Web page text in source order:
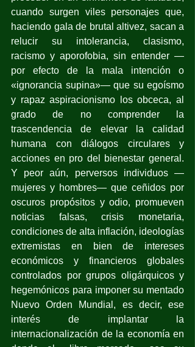
cuando surgen viles personajes que,
haciendo gala de brutal altivez, sacan a
relucir su intolerancia, clasismo,
racismo y aporofobia, sin entender —
por efecto de la mala intención o
«ignorancia supina»— que su egoísmo
y rapaz aspiracionismo los obceca, al
grado de no comprender la
trascendencia de elevar la calidad
humana con diálogos circulares y
acciones en pro del bienestar general.
Y peor aún, perversos individuos —
mujeres y hombres— que ceñidos por
oscuros propósitos y odio, promueven
noticias falsas, crisis monetaria,
condiciones de alta inflación, ideologías
extremistas en bien de intereses
económicos y financieros globales
controlados por grupos oligárquicos y
hegemónicos para imponer su mentado
Nuevo Orden Mundial, es decir, ese
interés de implantar la
internacionalización de la economía en